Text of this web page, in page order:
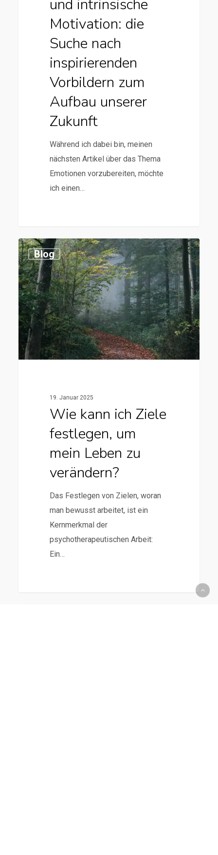
und intrinsische
Motivation: die
Suche nach
inspirierenden
Vorbildern zum
Aufbau unserer
Zukunft
Während ich dabei bin, meinen
nächsten Artikel über das Thema
Emotionen vorzubereiten, möchte
ich einen…
Blog
19. Januar 2025
Wie kann ich Ziele
festlegen, um
mein Leben zu
verändern?
Das Festlegen von Zielen, woran
man bewusst arbeitet, ist ein
Kernmerkmal der
psychotherapeutischen Arbeit:
Ein…
0